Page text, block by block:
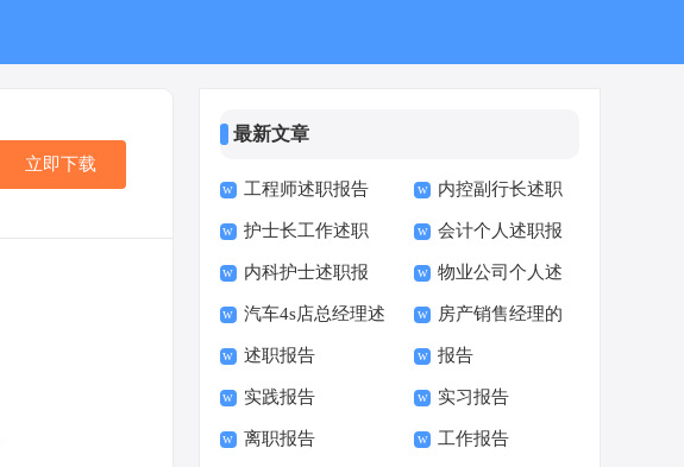
立即下载
最新文章
工程师述职报告 内控副行长述职
报告
护士长工作述职
报告
会计个人述职报
告
内科护士述职报
告
物业公司个人述
职报告
汽车4s店总经理述
职报告
房产销售经理的
述职报告
述职报告 报告
实践报告 实习报告
离职报告 工作报告